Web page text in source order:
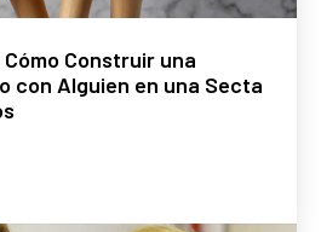
Construir una
con Alguien en una Secta